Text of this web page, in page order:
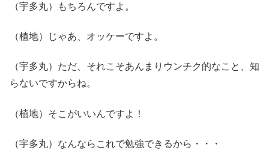
（宇多丸）もちろんですよ。
（植地）じゃあ、オッケーですよ。
（宇多丸）ただ、それこそあんまりウンチク的なこと、知
らないですからね。
（植地）そこがいいんですよ！
（宇多丸）なんならこれで勉強できるから・・・